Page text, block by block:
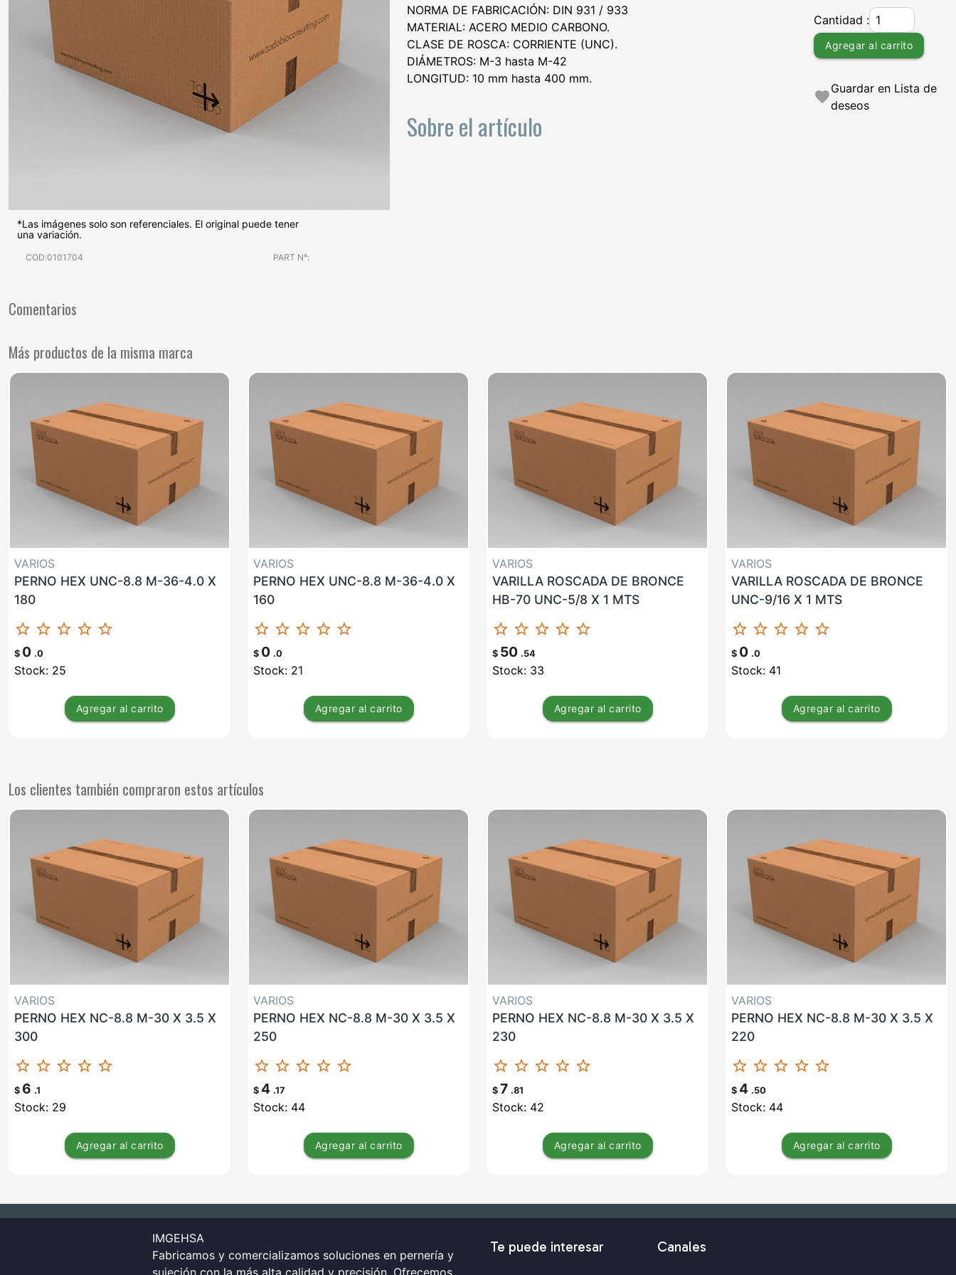
*Las imágenes solo son referenciales. El original puede tener
una variación.
COD:0101704 PART N°:
NORMA DE FABRICACIÓN: DIN 931 / 933
MATERIAL: ACERO MEDIO CARBONO.
CLASE DE ROSCA: CORRIENTE (UNC).
DIÁMETROS: M-3 hasta M-42
LONGITUD: 10 mm hasta 400 mm.
Sobre el artículo
Cantidad :
Agregar al carrito
favoriteGuardar en Lista de
deseos
Comentarios
Más productos de la misma marca
VARIOS
PERNO HEX UNC-8.8 M-36-4.0 X
180
star_border star_border star_border star_border star_border
$ 0 .0
Stock: 25
Agregar al carrito
VARIOS
PERNO HEX UNC-8.8 M-36-4.0 X
160
star_border star_border star_border star_border star_border
$ 0 .0
Stock: 21
Agregar al carrito
VARIOS
VARILLA ROSCADA DE BRONCE
HB-70 UNC-5/8 X 1 MTS
star_border star_border star_border star_border star_border
$ 50 .54
Stock: 33
Agregar al carrito
VARIOS
VARILLA ROSCADA DE BRONCE
UNC-9/16 X 1 MTS
star_border star_border star_border star_border star_border
$ 0 .0
Stock: 41
Agregar al carrito
Los clientes también compraron estos artículos
VARIOS
PERNO HEX NC-8.8 M-30 X 3.5 X
300
star_border star_border star_border star_border star_border
$ 6 .1
Stock: 29
Agregar al carrito
VARIOS
PERNO HEX NC-8.8 M-30 X 3.5 X
250
star_border star_border star_border star_border star_border
$ 4 .17
Stock: 44
Agregar al carrito
VARIOS
PERNO HEX NC-8.8 M-30 X 3.5 X
230
star_border star_border star_border star_border star_border
$ 7 .81
Stock: 42
Agregar al carrito
VARIOS
PERNO HEX NC-8.8 M-30 X 3.5 X
220
star_border star_border star_border star_border star_border
$ 4 .50
Stock: 44
Agregar al carrito
IMGEHSA
Fabricamos y comercializamos soluciones en pernería y
Te puede interesar Canales